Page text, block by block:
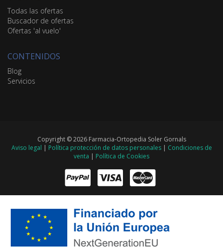
Todas las ofertas
Buscador de ofertas
Ofertas 'al vuelo'
CONTENIDOS
Blog
Servicios
Copyright © 2026 Farmacia-Ortopedia Soler Gornals
Aviso legal | Política protección de datos personales| Condiciones de
venta | Política de Cookies